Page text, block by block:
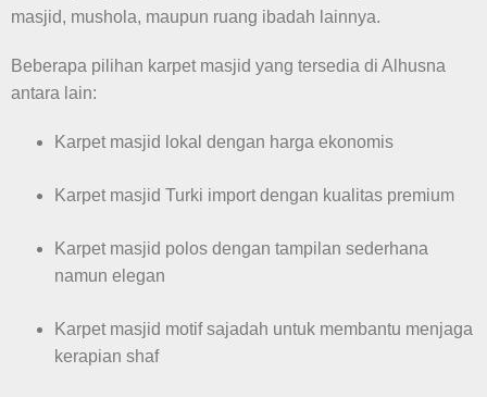
masjid, mushola, maupun ruang ibadah lainnya.
Beberapa pilihan karpet masjid yang tersedia di Alhusna
antara lain:
Karpet masjid lokal dengan harga ekonomis
Karpet masjid Turki import dengan kualitas premium
Karpet masjid polos dengan tampilan sederhana
namun elegan
Karpet masjid motif sajadah untuk membantu menjaga
kerapian shaf